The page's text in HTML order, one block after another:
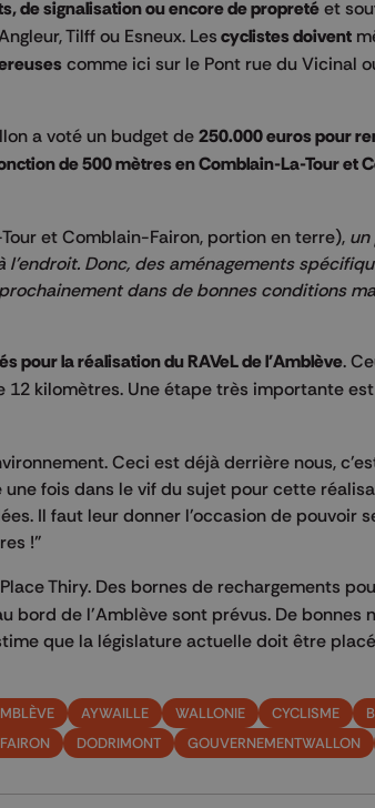
de signalisation ou encore de propreté et
Tilff ou Esneux. Lescyclistes doivent
comme ici sur le Pont rue du Vicinal
a voté un budget de 250.000 euros pour
de 500 mètres en Comblain-La-Tour et
et Comblain-Fairon, portion en terre),
Donc, des aménagements
dans de bonnes conditions
pour la réalisation du RAVeL de l'Amblève.
12 kilomètres. Une étape très importante
Ceci est déjà derrière nous,
fois dans le vif du sujet pour cette
Il faut leur donner l'occasion de pouvoir
!"
Thiry. Des bornes de rechargements
bord de l'Amblève sont prévus. De bonnes
que la législature actuelle doit être
AYWAILLE WALLONIE CYCLISME
DODRIMONT GOUVERNEMENTWALLON